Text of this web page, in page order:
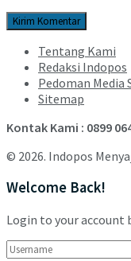
Tentang Kami
Redaksi Indopos
Pedoman Media
Sitemap
Kontak Kami : 0899
© 2026. Indopos
Welcome Back!
Login to your account